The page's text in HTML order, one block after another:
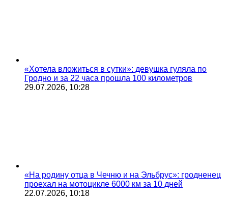
«Хотела вложиться в сутки»: девушка гуляла по
Гродно и за 22 часа прошла 100 километров
29.07.2026, 10:28
«На родину отца в Чечню и на Эльбрус»: гродненец
проехал на мотоцикле 6000 км за 10 дней
22.07.2026, 10:18